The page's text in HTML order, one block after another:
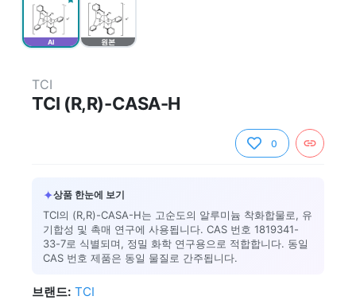
AI 원본
TCI
TCI (R,R)-CASA-H
0
✦상품 한눈에 보기
TCI의 (R,R)-CASA-H는 고순도의 알루미늄 착화합물로, 유
기합성 및 촉매 연구에 사용됩니다. CAS 번호 1819341-
33-7로 식별되며, 정밀 화학 연구용으로 적합합니다. 동일
CAS 번호 제품은 동일 물질로 간주됩니다.
브랜드: TCI